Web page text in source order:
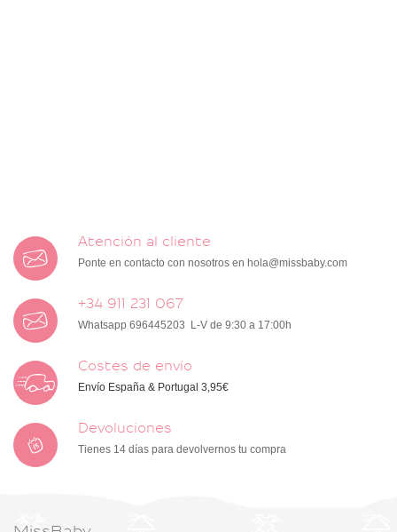
Atención al cliente
Ponte en contacto con nosotros en hola@missbaby.com
+34 911 231 067
Whatsapp 696445203 L-V de 9:30 a 17:00h
Costes de envío
Envío España & Portugal 3,95€
Devoluciones
Tienes 14 días para devolvernos tu compra